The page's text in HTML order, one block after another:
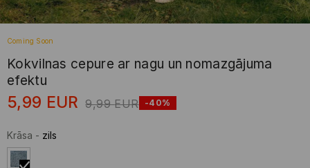
Coming Soon
Kokvilnas cepure ar nagu un nomazgājuma
efektu
5,99 EUR 9,99 EUR -40%
Krāsa - zils